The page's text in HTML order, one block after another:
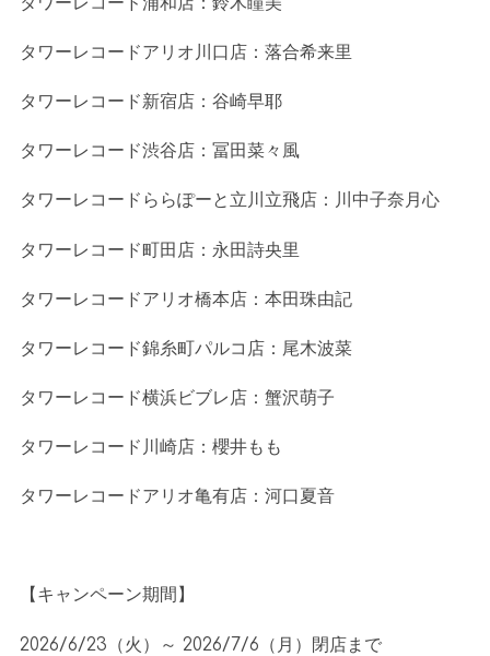
タワーレコードアリオ川口店：落合希来里
タワーレコード新宿店：谷崎早耶
タワーレコード渋谷店：冨田菜々風
タワーレコードららぽーと立川立飛店：川中子奈月心
タワーレコード町田店：永田詩央里
タワーレコードアリオ橋本店：本田珠由記
タワーレコード錦糸町パルコ店：尾木波菜
タワーレコード横浜ビブレ店：蟹沢萌子
タワーレコード川崎店：櫻井もも
タワーレコードアリオ亀有店：河口夏音
【キャンペーン期間】
2026/6/23（火）～ 2026/7/6 （月）閉店まで